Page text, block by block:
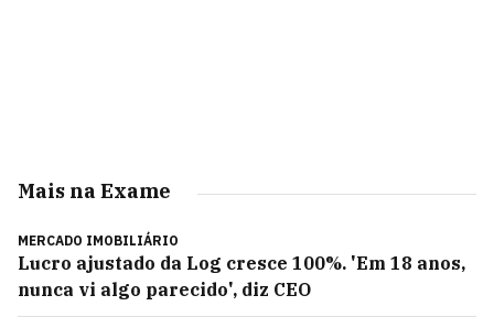
Mais na Exame
MERCADO IMOBILIÁRIO
Lucro ajustado da Log cresce 100%. 'Em 18 anos,
nunca vi algo parecido', diz CEO